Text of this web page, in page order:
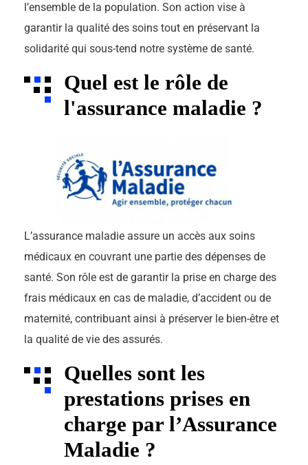
l’ensemble de la population. Son action vise à
garantir la qualité des soins tout en préservant la
solidarité qui sous-tend notre système de santé.
Quel est le rôle de
l'assurance maladie ?
L’assurance maladie assure un accès aux soins
médicaux en couvrant une partie des dépenses de
santé. Son rôle est de garantir la prise en charge des
frais médicaux en cas de maladie, d’accident ou de
maternité, contribuant ainsi à préserver le bien-être et
la qualité de vie des assurés.
Quelles sont les
prestations prises en
charge par l’Assurance
Maladie ?